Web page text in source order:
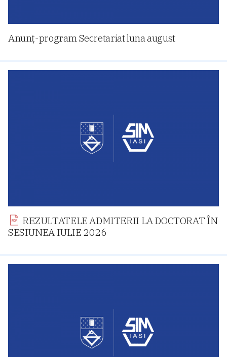
Anunț-program Secretariat luna august
REZULTATELE ADMITERII LA DOCTORAT ÎN
SESIUNEA IULIE 2026